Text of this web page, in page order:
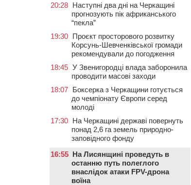
20:28 Наступні два дні на Черкащині
прогнозують пік африканського
“пекла”
19:30 Проєкт просторового розвитку
Корсунь-Шевченківської громади
рекомендували до погодження
18:45 У Звенигородці влада заборонила
проводити масові заходи
18:07 Боксерка з Черкащини готується
до чемпіонату Європи серед
молоді
17:30 На Черкащині державі повернуть
понад 2,6 га земель природно-
заповідного фонду
16:55 На Лисянщині проведуть в
останню путь полеглого
внаслідок атаки FPV-дрона
воїна